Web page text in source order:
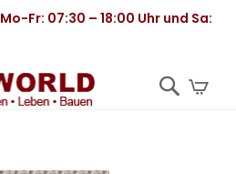
Mo-Fr: 07:30 – 18:00 Uhr und Sa: